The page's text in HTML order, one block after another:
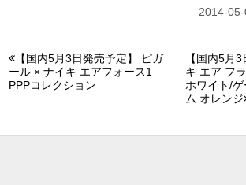
2014-
【国内5月3日発売予定】 ピガ
ール × ナイキ エアフォース1
PPPコレクション
【国内5月
キ エア フ
ホワイト/
ム オレンジ